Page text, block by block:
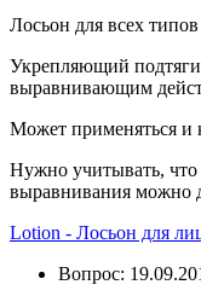
Лосьон для всех
Укрепляющий
выравнивающим
Может применяться и
Нужно учитывать, что
выравнивания можно
Lotion - Лосьон для
Вопрос: